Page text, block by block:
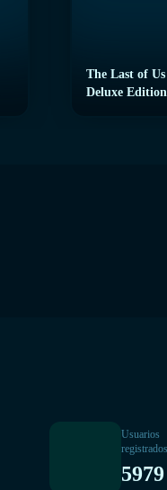
The Last of
Deluxe Edition
Usuarios
registrados
5979